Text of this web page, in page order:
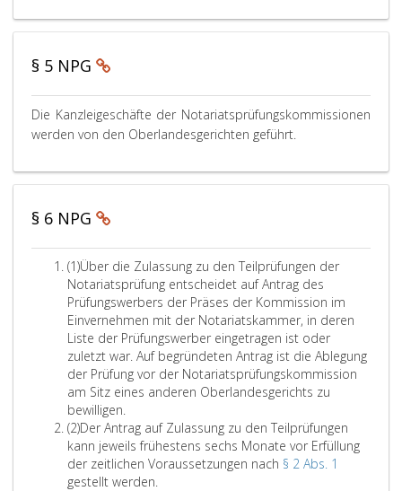
p
4
e
f
u
s
s
r
e
s
d
§ 5 NPG
P
a
g
a
Die Kanzleigeschäfte der Notariatsprüfungskommissionen
werden von den Oberlandesgerichten geführt.
§ 6 NPG
(1)A
b
s
a
t
z
e
i
n
s
Über die Zulassung zu den Teilprüfungen der
Notariatsprüfung entscheidet auf Antrag des
Prüfungswerbers der Präses der Kommission im
Einvernehmen mit der Notariatskammer, in deren
Liste der Prüfungswerber eingetragen ist oder
zuletzt war. Auf begründeten Antrag ist die Ablegung
der Prüfung vor der Notariatsprüfungskommission
am Sitz eines anderen Oberlandesgerichts zu
bewilligen.
(2)A
b
s
a
Der Antrag auf Zulassung zu den Teilprüfungen
kann jeweils frühestens sechs Monate vor Erfüllung
der zeitlichen Voraussetzungen nach § 2 Abs. 1
gestellt werden.